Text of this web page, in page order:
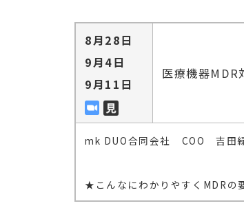
8月28日
9月4日
9月11日
医療機器MDR
mk DUO合同会社 COO 吉田
★こんなにわかりやすくMDRの